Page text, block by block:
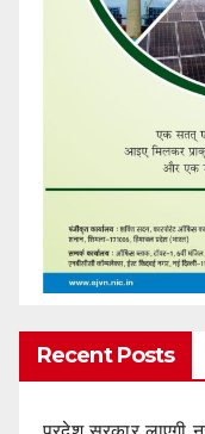
Recent Posts